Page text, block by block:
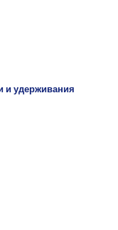
и удерживания